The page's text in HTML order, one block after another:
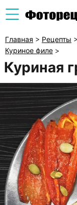
Главная > Рецепты >
Куриное филе >
Куриная